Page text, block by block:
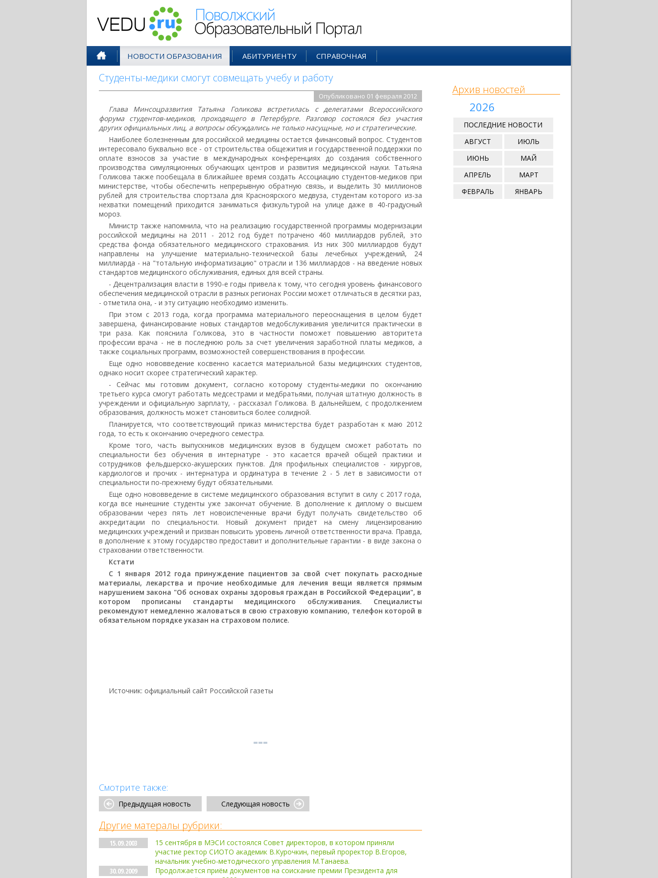
НОВОСТИ ОБРАЗОВАНИЯ АБИТУРИЕНТУ СПРАВОЧНАЯ
Студенты-медики смогут совмещать учебу и работу
Опубликовано 01 февраля 2012
Глава Минсоцразвития Татьяна Голикова встретилась с делегатами Всероссийского
форума студентов-медиков, проходящего в Петербурге. Разговор состоялся без участия
других официальных лиц, а вопросы обсуждались не только насущные, но и стратегические.
Наиболее болезненным для российской медицины остается финансовый вопрос. Студентов
интересовало буквально все - от строительства общежития и государственной поддержки по
оплате взносов за участие в международных конференциях до создания собственного
производства симуляционных обучающих центров и развития медицинской науки. Татьяна
Голикова также пообещала в ближайшее время создать Ассоциацию студентов-медиков при
министерстве, чтобы обеспечить непрерывную обратную связь, и выделить 30 миллионов
рублей для строительства спортзала для Красноярского медвуза, студентам которого из-за
нехватки помещений приходится заниматься физкультурой на улице даже в 40-градусный
мороз.
Министр также напомнила, что на реализацию государственной программы модернизации
российской медицины на 2011 - 2012 год будет потрачено 460 миллиардов рублей, это
средства фонда обязательного медицинского страхования. Из них 300 миллиардов будут
направлены на улучшение материально-технической базы лечебных учреждений, 24
миллиарда - на "тотальную информатизацию" отрасли и 136 миллиардов - на введение новых
стандартов медицинского обслуживания, единых для всей страны.
- Децентрализация власти в 1990-е годы привела к тому, что сегодня уровень финансового
обеспечения медицинской отрасли в разных регионах России может отличаться в десятки раз,
- отметила она, - и эту ситуацию необходимо изменить.
При этом с 2013 года, когда программа материального переоснащения в целом будет
завершена, финансирование новых стандартов медобслуживания увеличится практически в
три раза. Как пояснила Голикова, это в частности поможет повышению авторитета
профессии врача - не в последнюю роль за счет увеличения заработной платы медиков, а
также социальных программ, возможностей совершенствования в профессии.
Еще одно нововведение косвенно касается материальной базы медицинских студентов,
однако носит скорее стратегический характер.
- Сейчас мы готовим документ, согласно которому студенты-медики по окончанию
третьего курса смогут работать медсестрами и медбратьями, получая штатную должность в
учреждении и официальную зарплату, - рассказал Голикова. В дальнейшем, с продолжением
образования, должность может становиться более солидной.
Планируется, что соответствующий приказ министерства будет разработан к маю 2012
года, то есть к окончанию очередного семестра.
Кроме того, часть выпускников медицинских вузов в будущем сможет работать по
специальности без обучения в интернатуре - это касается врачей общей практики и
сотрудников фельдшерско-акушерских пунктов. Для профильных специалистов - хирургов,
кардиологов и прочих - интернатура и ординатура в течение 2 - 5 лет в зависимости от
специальности по-прежнему будут обязательными.
Еще одно нововведение в системе медицинского образования вступит в силу с 2017 года,
когда все нынешние студенты уже закончат обучение. В дополнение к диплому о высшем
образовании через пять лет новоиспеченные врачи будут получать свидетельство об
аккредитации по специальности. Новый документ придет на смену лицензированию
медицинских учреждений и призван повысить уровень личной ответственности врача. Правда,
в дополнение к этому государство предоставит и дополнительные гарантии - в виде закона о
страховании ответственности.
Кстати
С 1 января 2012 года принуждение пациентов за свой счет покупать расходные
материалы, лекарства и прочие необходимые для лечения вещи является прямым
нарушением закона "Об основах охраны здоровья граждан в Российской Федерации", в
котором прописаны стандарты медицинского обслуживания. Специалисты
рекомендуют немедленно жаловаться в свою страховую компанию, телефон которой в
обязательном порядке указан на страховом полисе.
Источник: официальный сайт Российской газеты
Смотрите также:
Предыдущая новость Следующая новость
Другие матералы рубрики:
15.09.2003
15 сентября в МЭСИ состоялся Совет директоров, в котором приняли
участие ректор СИОТО академик В.Курочкин, первый проректор В.Егоров,
начальник учебно-методического управления М.Танаева.
30.09.2009
Продолжается приём документов на соискание премии Президента для
Архив новостей
2026
ПОСЛЕДНИЕ НОВОСТИ
АВГУСТ
ИЮЛЬ
ИЮНЬ
МАЙ
АПРЕЛЬ
МАРТ
ФЕВРАЛЬ
ЯНВАРЬ